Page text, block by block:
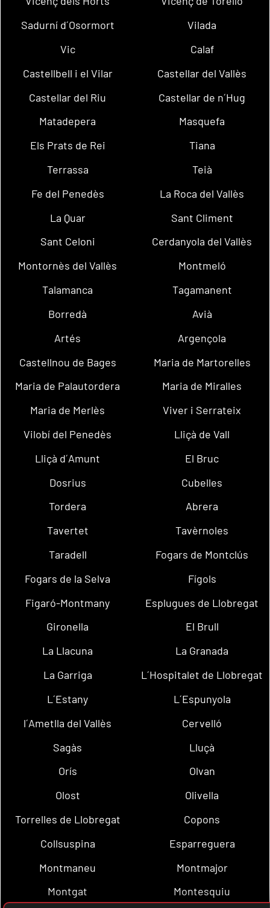
Sadurní d´Osormort
Vilada
Vic
Calaf
Castellbell i el Vilar
Castellar del Vallès
Castellar del Riu
Castellar de n´Hug
Matadepera
Masquefa
Els Prats de Rei
Tiana
Terrassa
Teià
Fe del Penedès
La Roca del Vallès
La Quar
Sant Climent
Sant Celoni
Cerdanyola del Vallès
Montornès del Vallès
Montmeló
Talamanca
Tagamanent
Borredà
Avià
Artés
Argençola
Castellnou de Bages
Maria de Martorelles
Maria de Palautordera
Maria de Miralles
Maria de Merlès
Viver i Serrateix
Vilobí del Penedès
Lliçà de Vall
Lliçà d´Amunt
El Bruc
Dosrius
Cubelles
Tordera
Abrera
Tavertet
Tavèrnoles
Taradell
Fogars de Montclús
Fogars de la Selva
Fígols
Figaró-Montmany
Esplugues de Llobregat
Gironella
El Brull
La Llacuna
La Granada
La Garriga
L´Hospitalet de Llobregat
L´Estany
L´Espunyola
l´Ametlla del Vallès
Cervelló
Sagàs
Lluçà
Orís
Olvan
Olost
Olivella
Torrelles de Llobregat
Copons
Collsuspina
Esparreguera
Montmaneu
Montmajor
Montgat
Montesquiu